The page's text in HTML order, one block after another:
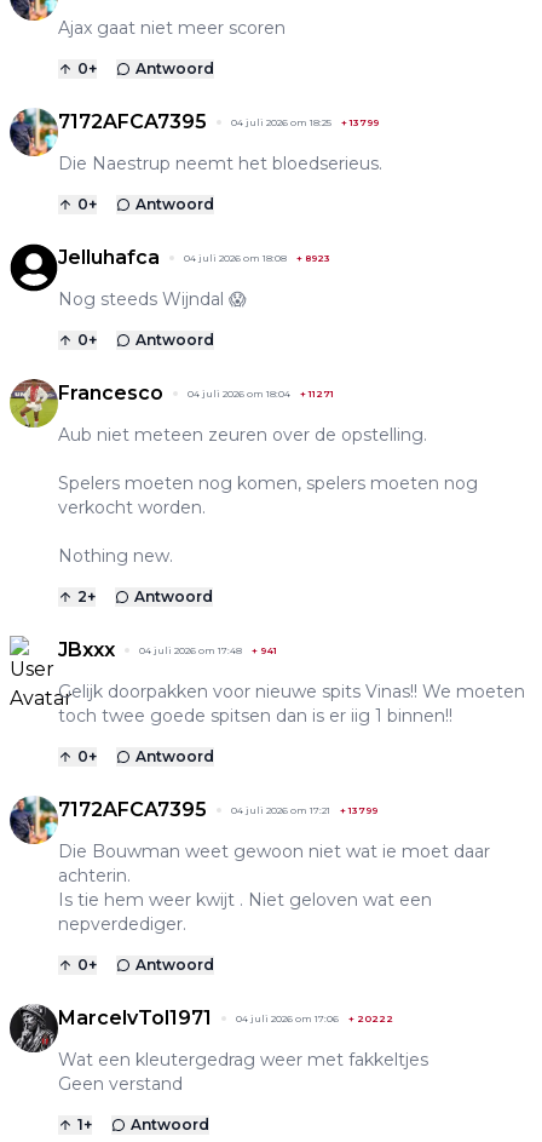
Ajax gaat niet meer scoren
0+ Antwoord
7172AFCA7395 04 juli 2026 om 18:25 +13799
Die Naestrup neemt het bloedserieus.
0+ Antwoord
Jelluhafca 04 juli 2026 om 18:08 + 8923
Nog steeds Wijndal 😱
0+ Antwoord
Francesco 04 juli 2026 om 18:04 +11271
Aub niet meteen zeuren over de opstelling.
Spelers moeten nog komen, spelers moeten nog
verkocht worden.
Nothing new.
2+ Antwoord
JBxxx 04 juli 2026 om 17:48 + 941
Gelijk doorpakken voor nieuwe spits Vinas!! We moeten
toch twee goede spitsen dan is er iig 1 binnen!!
0+ Antwoord
7172AFCA7395 04 juli 2026 om 17:21 +13799
Die Bouwman weet gewoon niet wat ie moet daar
achterin.
Is tie hem weer kwijt . Niet geloven wat een
nepverdediger.
0+ Antwoord
MarcelvTol1971 04 juli 2026 om 17:06 + 20222
Wat een kleutergedrag weer met fakkeltjes
Geen verstand
1+ Antwoord